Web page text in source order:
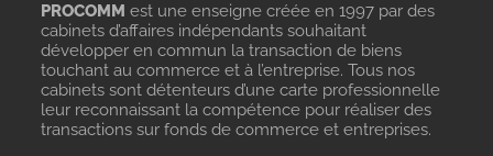
PROCOMM est une enseigne créée en 1997 par des
cabinets d’affaires indépendants souhaitant
développer en commun la transaction de biens
touchant au commerce et à l’entreprise. Tous nos
cabinets sont détenteurs d’une carte professionnelle
leur reconnaissant la compétence pour réaliser des
transactions sur fonds de commerce et entreprises.